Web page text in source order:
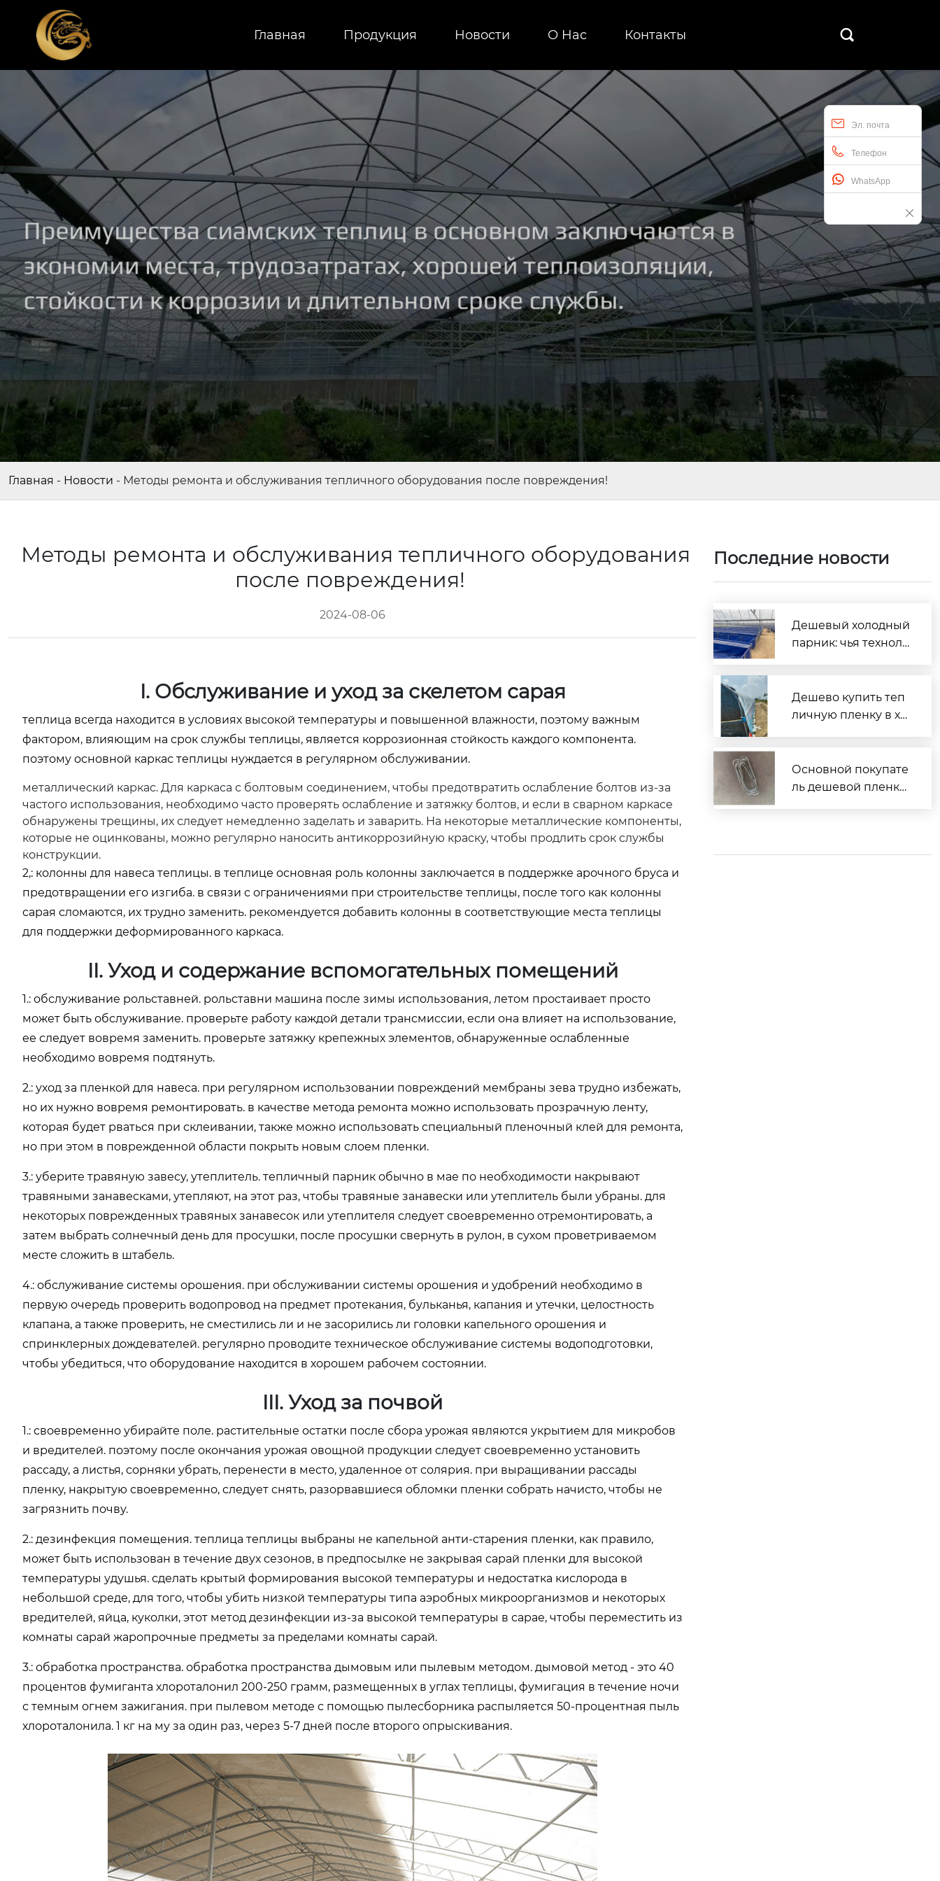
Главная Продукция Новости О Hас Контакты 
Эл. почта
Телефон
WhatsApp
Главная - Новости - Методы ремонта и обслуживания тепличного оборудования после повреждения!
Методы ремонта и обслуживания тепличного оборудования
после повреждения!
2024-08-06
I. Обслуживание и уход за скелетом сарая
теплица всегда находится в условиях высокой температуры и повышенной влажности, поэтому важным
фактором, влияющим на срок службы теплицы, является коррозионная стойкость каждого компонента.
поэтому основной каркас теплицы нуждается в регулярном обслуживании.
металлический каркас. Для каркаса с болтовым соединением, чтобы предотвратить ослабление болтов из-за
частого использования, необходимо часто проверять ослабление и затяжку болтов, и если в сварном каркасе
обнаружены трещины, их следует немедленно заделать и заварить. На некоторые металлические компоненты,
которые не оцинкованы, можно регулярно наносить антикоррозийную краску, чтобы продлить срок службы
конструкции.
2,: колонны для навеса теплицы. в теплице основная роль колонны заключается в поддержке арочного бруса и
предотвращении его изгиба. в связи с ограничениями при строительстве теплицы, после того как колонны
сарая сломаются, их трудно заменить. рекомендуется добавить колонны в соответствующие места теплицы
для поддержки деформированного каркаса.
II. Уход и содержание вспомогательных помещений
1.: обслуживание рольставней. рольставни машина после зимы использования, летом простаивает просто
может быть обслуживание. проверьте работу каждой детали трансмиссии, если она влияет на использование,
ее следует вовремя заменить. проверьте затяжку крепежных элементов, обнаруженные ослабленные
необходимо вовремя подтянуть.
2.: уход за пленкой для навеса. при регулярном использовании повреждений мембраны зева трудно избежать,
но их нужно вовремя ремонтировать. в качестве метода ремонта можно использовать прозрачную ленту,
которая будет рваться при склеивании, также можно использовать специальный пленочный клей для ремонта,
но при этом в поврежденной области покрыть новым слоем пленки.
3.: уберите травяную завесу, утеплитель. тепличный парник обычно в мае по необходимости накрывают
травяными занавесками, утепляют, на этот раз, чтобы травяные занавески или утеплитель были убраны. для
некоторых поврежденных травяных занавесок или утеплителя следует своевременно отремонтировать, а
затем выбрать солнечный день для просушки, после просушки свернуть в рулон, в сухом проветриваемом
месте сложить в штабель.
4.: обслуживание системы орошения. при обслуживании системы орошения и удобрений необходимо в
первую очередь проверить водопровод на предмет протекания, бульканья, капания и утечки, целостность
клапана, а также проверить, не сместились ли и не засорились ли головки капельного орошения и
спринклерных дождевателей. регулярно проводите техническое обслуживание системы водоподготовки,
чтобы убедиться, что оборудование находится в хорошем рабочем состоянии.
III. Уход за почвой
1.: своевременно убирайте поле. растительные остатки после сбора урожая являются укрытием для микробов
и вредителей. поэтому после окончания урожая овощной продукции следует своевременно установить
рассаду, а листья, сорняки убрать, перенести в место, удаленное от солярия. при выращивании рассады
пленку, накрытую своевременно, следует снять, разорвавшиеся обломки пленки собрать начисто, чтобы не
загрязнить почву.
2.: дезинфекция помещения. теплица теплицы выбраны не капельной анти-старения пленки, как правило,
может быть использован в течение двух сезонов, в предпосылке не закрывая сарай пленки для высокой
температуры удушья. сделать крытый формирования высокой температуры и недостатка кислорода в
небольшой среде, для того, чтобы убить низкой температуры типа аэробных микроорганизмов и некоторых
вредителей, яйца, куколки, этот метод дезинфекции из-за высокой температуры в сарае, чтобы переместить из
комнаты сарай жаропрочные предметы за пределами комнаты сарай.
3.: обработка пространства. обработка пространства дымовым или пылевым методом. дымовой метод - это 40
процентов фумиганта хлороталонил 200-250 грамм, размещенных в углах теплицы, фумигация в течение ночи
с темным огнем зажигания. при пылевом методе с помощью пылесборника распыляется 50-процентная пыль
хлороталонила. 1 кг на му за один раз, через 5-7 дней после второго опрыскивания.
Последние новости
Дешевый холодный
парник: чья техноло
Дешево купить теп
личную пленку в хо
Основной покупате
ль дешевой пленки